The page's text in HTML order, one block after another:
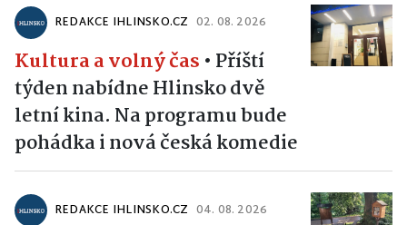
REDAKCE IHLINSKO.CZ 02. 08. 2026
Kultura a volný čas • Příští
týden nabídne Hlinsko dvě
letní kina. Na programu bude
pohádka i nová česká komedie
REDAKCE IHLINSKO.CZ 04. 08. 2026